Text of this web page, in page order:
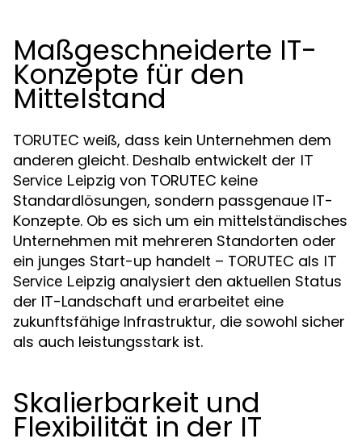
Maßgeschneiderte IT-
Konzepte für den
Mittelstand
TORUTEC weiß, dass kein Unternehmen dem
anderen gleicht. Deshalb entwickelt der IT
Service Leipzig von TORUTEC keine
Standardlösungen, sondern passgenaue IT-
Konzepte. Ob es sich um ein mittelständisches
Unternehmen mit mehreren Standorten oder
ein junges Start-up handelt – TORUTEC als IT
Service Leipzig analysiert den aktuellen Status
der IT-Landschaft und erarbeitet eine
zukunftsfähige Infrastruktur, die sowohl sicher
als auch leistungsstark ist.
Skalierbarkeit und
Flexibilität in der IT